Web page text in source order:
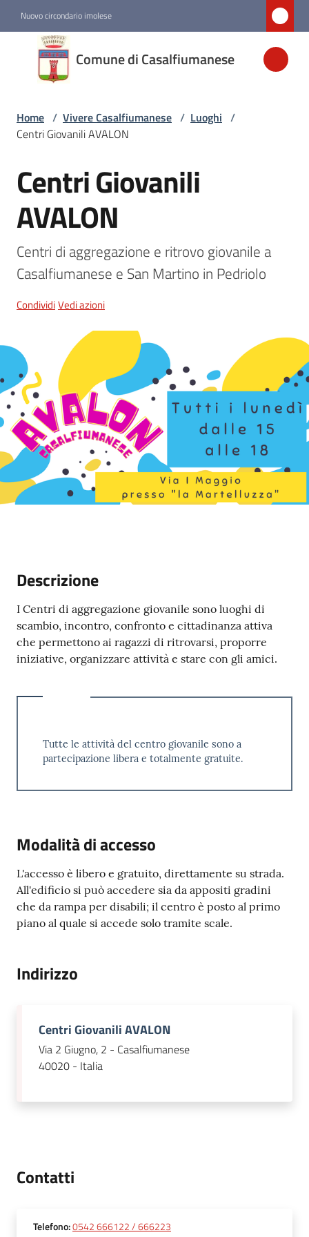
Nuovo circondario imolese
Comune di Casalfiumanese
Comune di
Casalfiumanese
Amministrazione
Casalfiumanese
Menu selezionato
5x1000
Servizi
on-
line
gli
argomenti
Home / Vivere Casalfiumanese / Luoghi /
Centri Giovanili AVALON
Salta al contenuto
Centri Giovanili
AVALON
Centri di aggregazione e ritrovo giovanile a
Casalfiumanese e San Martino in Pedriolo
CondividiVedi azioni
Descrizione
I Centri di aggregazione giovanile sono luoghi di
scambio, incontro, confronto e cittadinanza attiva
che permettono ai ragazzi di ritrovarsi, proporre
iniziative, organizzare attività e stare con gli amici.
Tutte le attività del centro giovanile sono a
partecipazione libera e totalmente gratuite.
Modalità di accesso
L'accesso è libero e gratuito, direttamente su strada.
All'edificio si può accedere sia da appositi gradini
che da rampa per disabili; il centro è posto al primo
piano al quale si accede solo tramite scale.
Indirizzo
Centri Giovanili AVALON
Via 2 Giugno, 2 - Casalfiumanese
40020 - Italia
Contatti
Telefono:0542 666122 / 666223